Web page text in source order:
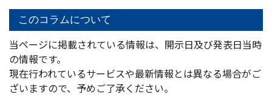
このコラムについて
当ページに掲載されている情報は、開示日及び発表日当時
の情報です。
現在行われているサービスや最新情報とは異なる場合がご
ざいますので、予めご了承ください。